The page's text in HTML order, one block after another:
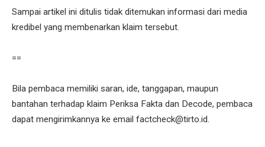
Sampai artikel ini ditulis tidak ditemukan informasi dari media
kredibel yang membenarkan klaim tersebut.
==
Bila pembaca memiliki saran, ide, tanggapan, maupun
bantahan terhadap klaim Periksa Fakta dan Decode, pembaca
dapat mengirimkannya ke email factcheck@tirto.id.